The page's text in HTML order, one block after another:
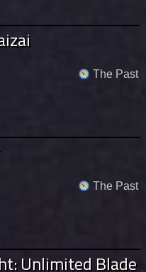
The Past
The Past
Unlimited Blade